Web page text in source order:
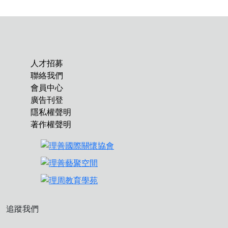
人才招募
聯絡我們
會員中心
廣告刊登
隱私權聲明
著作權聲明
追蹤我們